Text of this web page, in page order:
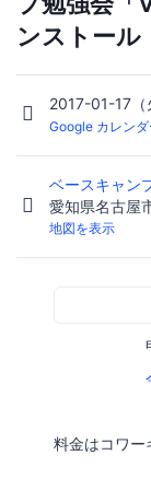
ンストール
2017-01-17
Google カレン
ベースキャン
愛知県名古屋
地図を表示
料金はコワー